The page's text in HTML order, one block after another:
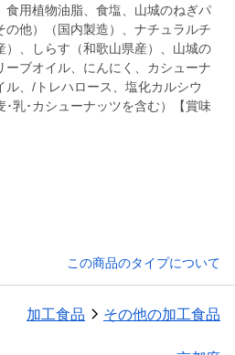
食用植物油脂、食塩、山城のねぎパ
の他）（国内製造）、ナチュラルチ
）、しらす（和歌山県産）、山城の
ーブオイル、にんにく、カシューナ
ル、/トレハロース、塩化カルシウ
･乳･カシューナッツを含む）【賞味
この商品のタイプについて
加工食品 その他の加工食品